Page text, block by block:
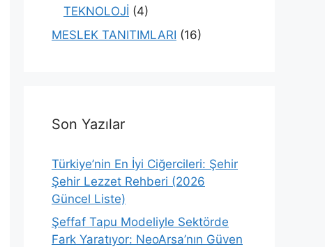
TEKNOLOJİ (4)
MESLEK TANITIMLARI (16)
Son Yazılar
Türkiye’nin En İyi Ciğercileri: Şehir
Şehir Lezzet Rehberi (2026
Güncel Liste)
Şeffaf Tapu Modeliyle Sektörde
Fark Yaratıyor: NeoArsa’nın Güven